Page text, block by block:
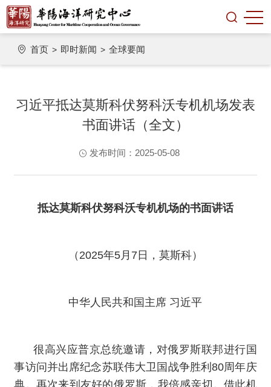
首页 > 即时新闻 > 全球要闻
习近平抵达莫斯科伏努科沃专机机场发表
书面讲话（全文）
发布时间：2025-05-08
抵达莫斯科伏努科沃专机机场的书面讲话
（2025年5月7日，莫斯科）
中华人民共和国主席 习近平
很高兴应普京总统邀请，对俄罗斯联邦进行国
事访问并出席纪念苏联伟大卫国战争胜利80周年庆
典。再次来到友好的俄罗斯，我倍感亲切。借此机